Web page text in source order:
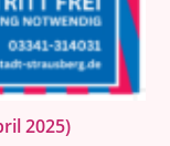
2025)